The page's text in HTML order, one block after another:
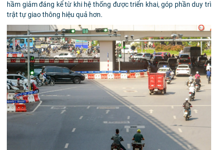
hầm giảm đáng kể từ khi hệ thống được triển khai, góp phần duy trì
trật tự giao thông hiệu quả hơn.